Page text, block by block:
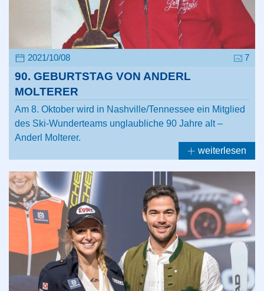
2021/10/08 7
90. GEBURTSTAG VON ANDERL
MOLTERER
Am 8. Oktober wird in Nashville/Tennessee ein Mitglied
des Ski-Wunderteams unglaubliche 90 Jahre alt –
Anderl Molterer.
weiterlesen